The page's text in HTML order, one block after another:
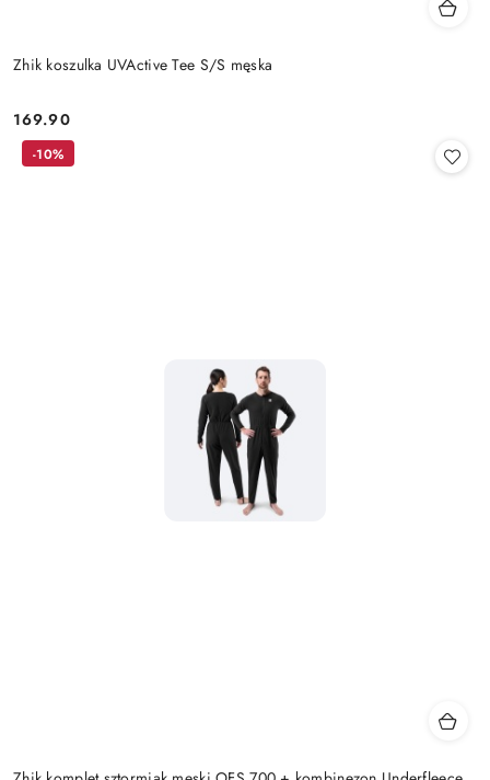
Zhik koszulka UVActive Tee S/S męska
Cena:
169.90
-10%